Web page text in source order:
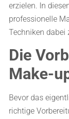
erzielen. In
professionelle
Techniken dabei
Die
Make-
Bevor das
richtige